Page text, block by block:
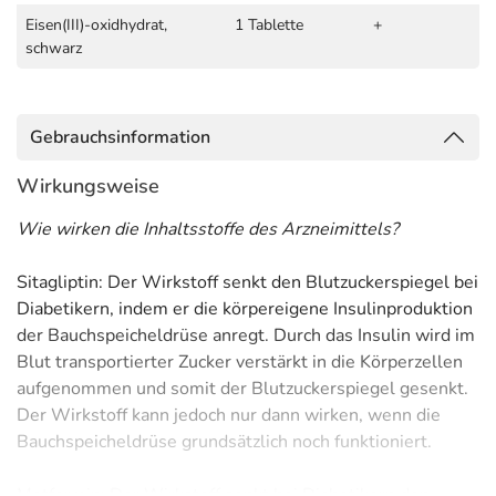
Eisen(III)-oxidhydrat,
schwarz
1 Tablette +
Gebrauchsinformation
Wirkungsweise
Wie wirken die Inhaltsstoffe des Arzneimittels?
Sitagliptin: Der Wirkstoff senkt den Blutzuckerspiegel bei
Diabetikern, indem er die körpereigene Insulinproduktion
der Bauchspeicheldrüse anregt. Durch das Insulin wird im
Blut transportierter Zucker verstärkt in die Körperzellen
aufgenommen und somit der Blutzuckerspiegel gesenkt.
Der Wirkstoff kann jedoch nur dann wirken, wenn die
Bauchspeicheldrüse grundsätzlich noch funktioniert.